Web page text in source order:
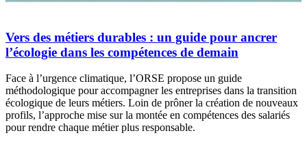
Vers des métiers durables : un guide pour ancrer
l’écologie dans les compétences de demain
Face à l’urgence climatique, l’ORSE propose un guide
méthodologique pour accompagner les entreprises dans la transition
écologique de leurs métiers. Loin de prôner la création de nouveaux
profils, l’approche mise sur la montée en compétences des salariés
pour rendre chaque métier plus responsable.